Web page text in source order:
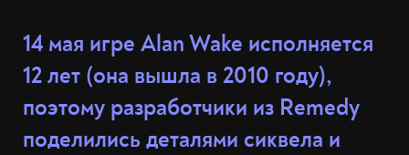
14 мая игре Alan Wake исполняется
12 лет (она вышла в 2010 году),
поэтому разработчики из Remedy
поделились деталями сиквела и